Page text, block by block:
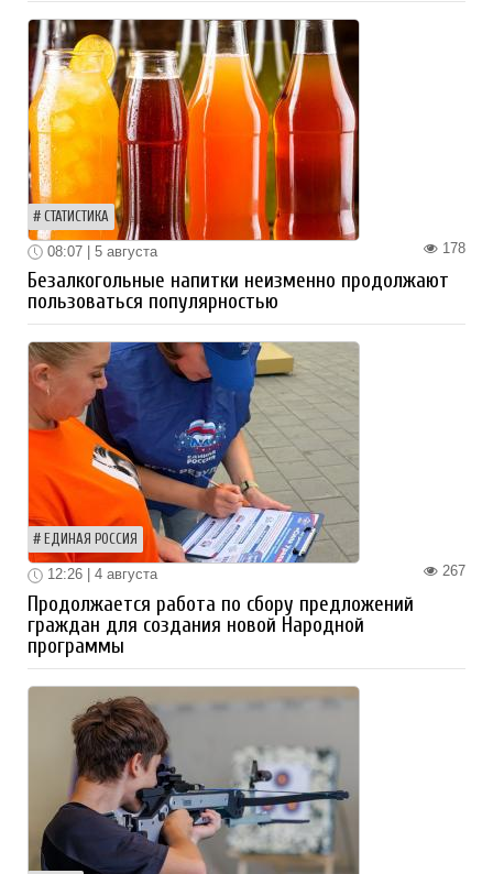
СТАТИСТИКА
178
08:07 | 5 августа
Безалкогольные напитки неизменно продолжают
пользоваться популярностью
ЕДИНАЯ РОССИЯ
267
12:26 | 4 августа
Продолжается работа по сбору предложений
граждан для создания новой Народной
программы